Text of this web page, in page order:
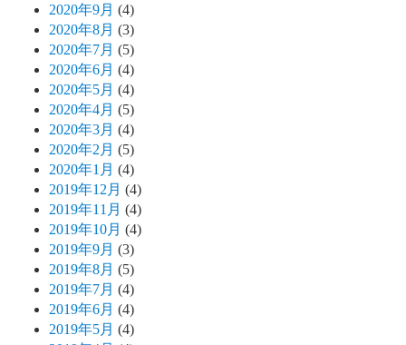
2020年9月 (4)
2020年8月 (3)
2020年7月 (5)
2020年6月 (4)
2020年5月 (4)
2020年4月 (5)
2020年3月 (4)
2020年2月 (5)
2020年1月 (4)
2019年12月 (4)
2019年11月 (4)
2019年10月 (4)
2019年9月 (3)
2019年8月 (5)
2019年7月 (4)
2019年6月 (4)
2019年5月 (4)